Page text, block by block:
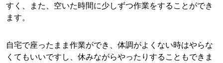
すく、また、空いた時間に少しずつ作業をすることができ
ます。
自宅で座ったまま作業ができ、体調がよくない時はやらな
くてもいいですし、休みながらやったりすることもできま